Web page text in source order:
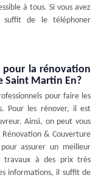
à tous. Si vous avez
suffit de le téléphoner
pour la rénovation
Saint Martin En?
pour faire les
Pour les rénover, il est
Ainsi, on peut vous
& Couverture
assurer un meilleur
travaux à des prix très
informations, il suffit de